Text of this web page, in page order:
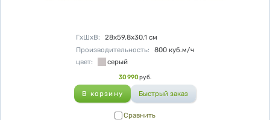
Характеристики
ГхШхВ: 28х59.8х30.1 см
Производительность: 800 куб.м/ч
цвет: серый
30 990 руб.
Сравнить